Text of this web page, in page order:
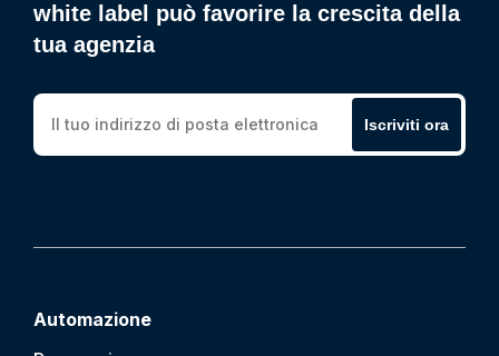
white label può favorire la crescita della
tua agenzia
Iscriviti ora
Automazione